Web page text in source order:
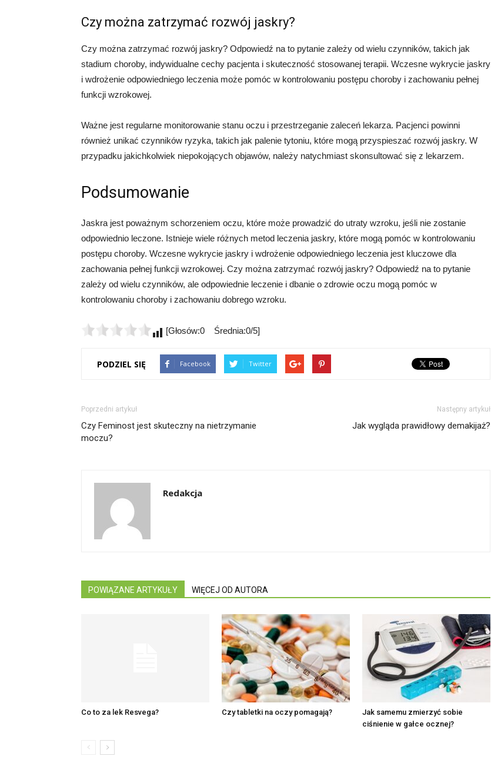
Czy można zatrzymać rozwój jaskry?
Czy można zatrzymać rozwój jaskry? Odpowiedź na to pytanie zależy od wielu czynników, takich jak
stadium choroby, indywidualne cechy pacjenta i skuteczność stosowanej terapii. Wczesne wykrycie jaskry
i wdrożenie odpowiedniego leczenia może pomóc w kontrolowaniu postępu choroby i zachowaniu pełnej
funkcji wzrokowej.
Ważne jest regularne monitorowanie stanu oczu i przestrzeganie zaleceń lekarza. Pacjenci powinni
również unikać czynników ryzyka, takich jak palenie tytoniu, które mogą przyspieszać rozwój jaskry. W
przypadku jakichkolwiek niepokojących objawów, należy natychmiast skonsultować się z lekarzem.
Podsumowanie
Jaskra jest poważnym schorzeniem oczu, które może prowadzić do utraty wzroku, jeśli nie zostanie
odpowiednio leczone. Istnieje wiele różnych metod leczenia jaskry, które mogą pomóc w kontrolowaniu
postępu choroby. Wczesne wykrycie jaskry i wdrożenie odpowiedniego leczenia jest kluczowe dla
zachowania pełnej funkcji wzrokowej. Czy można zatrzymać rozwój jaskry? Odpowiedź na to pytanie
zależy od wielu czynników, ale odpowiednie leczenie i dbanie o zdrowie oczu mogą pomóc w
kontrolowaniu choroby i zachowaniu dobrego wzroku.
[Głosów:0 Średnia:0/5]
PODZIEL SIĘ Facebook Twitter
Poprzedni artykuł
Czy Feminost jest skuteczny na nietrzymanie
moczu?
Następny artykuł
Jak wygląda prawidłowy demakijaż?
Redakcja
POWIĄZANE ARTYKUŁY WIĘCEJ OD AUTORA
Co to za lek Resvega? Czy tabletki na oczy pomagają?
Jak samemu zmierzyć sobie
ciśnienie w gałce ocznej?